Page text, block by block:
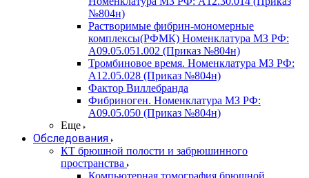
№804н)
Растворимые фибрин-мономерные
комплексы(РФМК) Номенклатура МЗ РФ:
A09.05.051.002 (Приказ №804н)
Тромбиновое время. Номенклатура МЗ РФ:
A12.05.028 (Приказ №804н)
Фактор Виллебранда
Фибриноген. Номенклатура МЗ РФ:
A09.05.050 (Приказ №804н)
Еще
Обследования
КТ брюшной полости и забрюшинного
пространства
Компьютерная томография брюшной